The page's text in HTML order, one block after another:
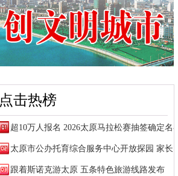
点击热榜
超10万人报名 2026太原马拉松赛抽签确定名额
跟着斯诺克游太原 五条特色旅游线路发布